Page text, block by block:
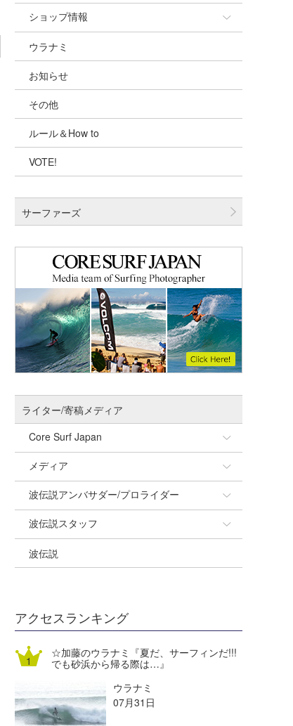
ショップ情報
ショップ情報
湘南
千葉北
伊豆
千葉南
四国
沖縄
ウラナミ
お知らせ
その他
ルール＆How to
VOTE!
サーファーズ
ライター/寄稿メディア
Core Surf Japan
Naoya Kimoto
mitsuteru Kamio
Yasunari Inoue
Yoshiyuki Obata
DELTA FORCE SURF
熊谷素子
メディア
SURFMEDIA
Colors MAGAZINE
WAVAL
波伝説アンバサダー/プロライダー
福島寿実子
中浦“JET”章
進士剛光
植村未来
NOBUFUKU
波伝説スタッフ
☆加藤
Aichan
ECE
G◎Da
波伝説
アクセスランキング
☆加藤のウラナミ『夏だ、サーフィンだ!!!
でも砂浜から帰る際は…』
ウラナミ
07月31日